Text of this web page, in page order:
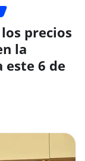
precios
la
este 6 de